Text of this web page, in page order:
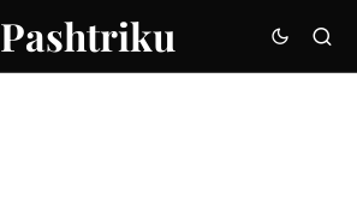
Pashtriku